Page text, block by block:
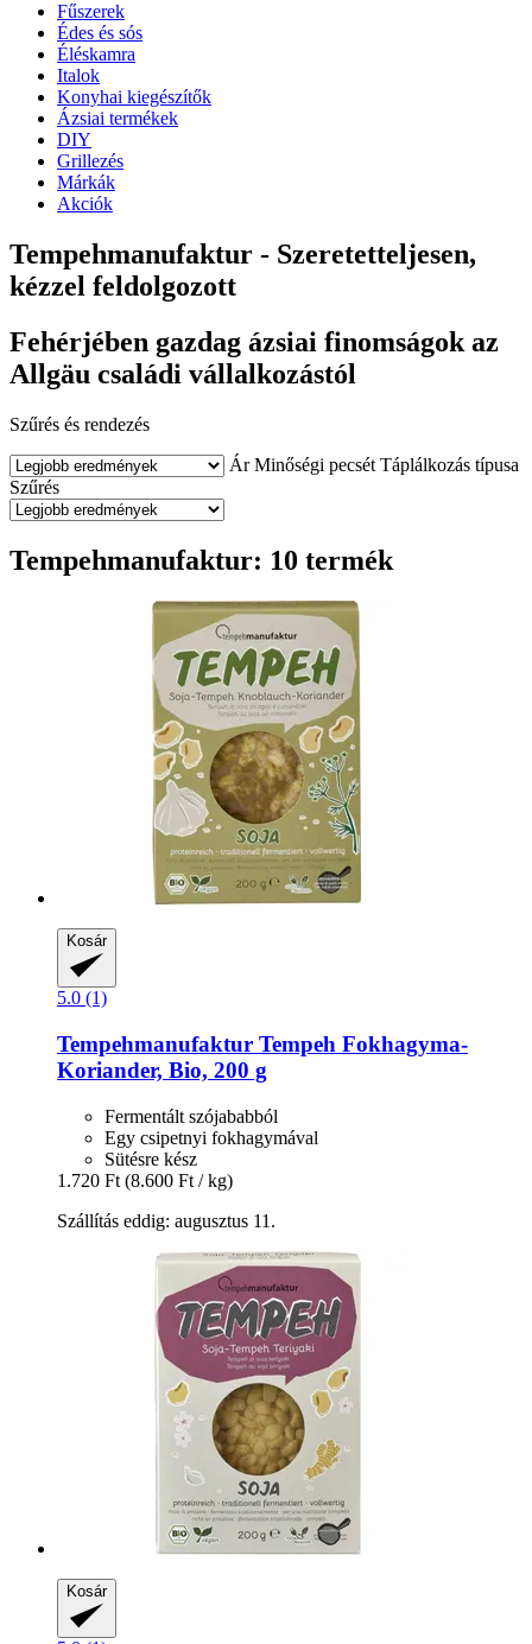
Fűszerek
Édes és sós
Éléskamra
Italok
Konyhai kiegészítők
Ázsiai termékek
DIY
Grillezés
Márkák
Akciók
Tempehmanufaktur - Szeretetteljesen,
kézzel feldolgozott
Fehérjében gazdag ázsiai finomságok az
Allgäu családi vállalkozástól
Szűrés és rendezés
Ár Minőségi pecsét Táplálkozás típusa
Szűrés
Tempehmanufaktur: 10 termék
Kosár
5.0 (1)
Tempehmanufaktur Tempeh Fokhagyma-​
Koriander, Bio, 200 g
Fermentált szójababból
Egy csipetnyi fokhagymával
Sütésre kész
1.720 Ft (8.600 Ft / kg)
Szállítás eddig: augusztus 11.
Kosár